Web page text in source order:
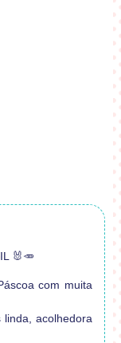
🐰🥕
com muita
acolhedora